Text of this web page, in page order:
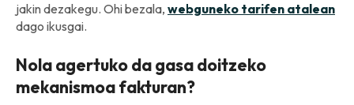
jakin dezakegu. Ohi bezala, webguneko tarifen atalean
dago ikusgai.
Nola agertuko da gasa doitzeko
mekanismoa fakturan?